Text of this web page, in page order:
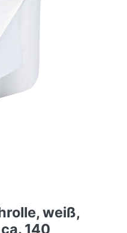
weiß,
140